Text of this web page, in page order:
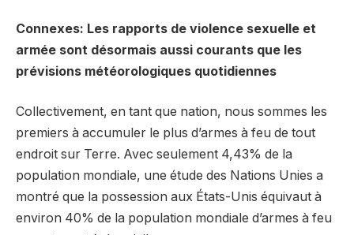
Connexes: Les rapports de violence sexuelle et
armée sont désormais aussi courants que les
prévisions météorologiques quotidiennes
Collectivement, en tant que nation, nous sommes les
premiers à accumuler le plus d’armes à feu de tout
endroit sur Terre. Avec seulement 4,43% de la
population mondiale, une étude des Nations Unies a
montré que la possession aux États-Unis équivaut à
environ 40% de la population mondiale d’armes à feu